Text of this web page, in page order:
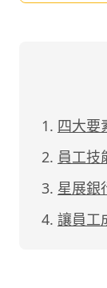
四大要
員工技
星展銀
讓員工